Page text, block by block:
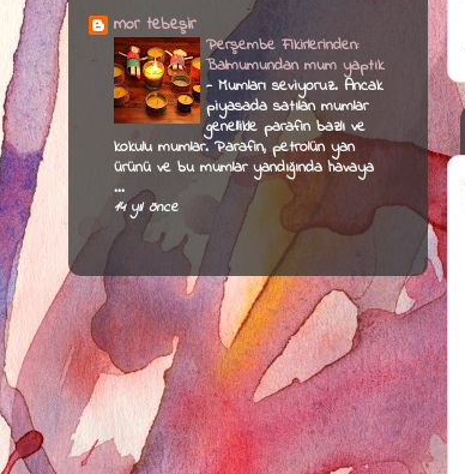
mor tebeşir
Perşembe Fikirlerinden:
Balmumundan mum yaptık
- Mumları seviyoruz. Ancak
piyasada satılan mumlar
genellikle parafin bazlı ve
kokulu mumlar. Parafin, petrolün yan
ürünü ve bu mumlar yandığında havaya
...
14 yıl önce